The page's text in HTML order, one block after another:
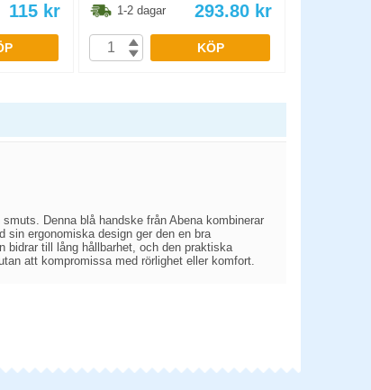
115 kr 1-2 dagar 293.80 kr
KÖP
Denna blå handske från Abena kombinerar
sin ergonomiska design ger den en bra
bidrar till lång hållbarhet, och den praktiska
att kompromissa med rörlighet eller komfort.